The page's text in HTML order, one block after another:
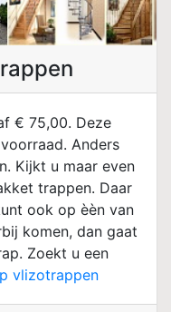
€ 75,00. Deze
Anders
Kijkt u maar even
trappen. Daar
ook op èèn van
komen, dan gaat
Zoekt u een
vlizotrappen